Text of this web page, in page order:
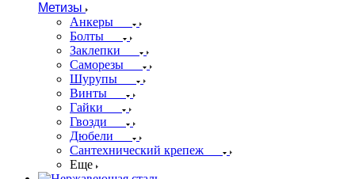
Метизы
Анкеры
Болты
Заклепки
Саморезы
Шурупы
Винты
Гайки
Гвозди
Дюбели
Сантехнический крепеж
Еще